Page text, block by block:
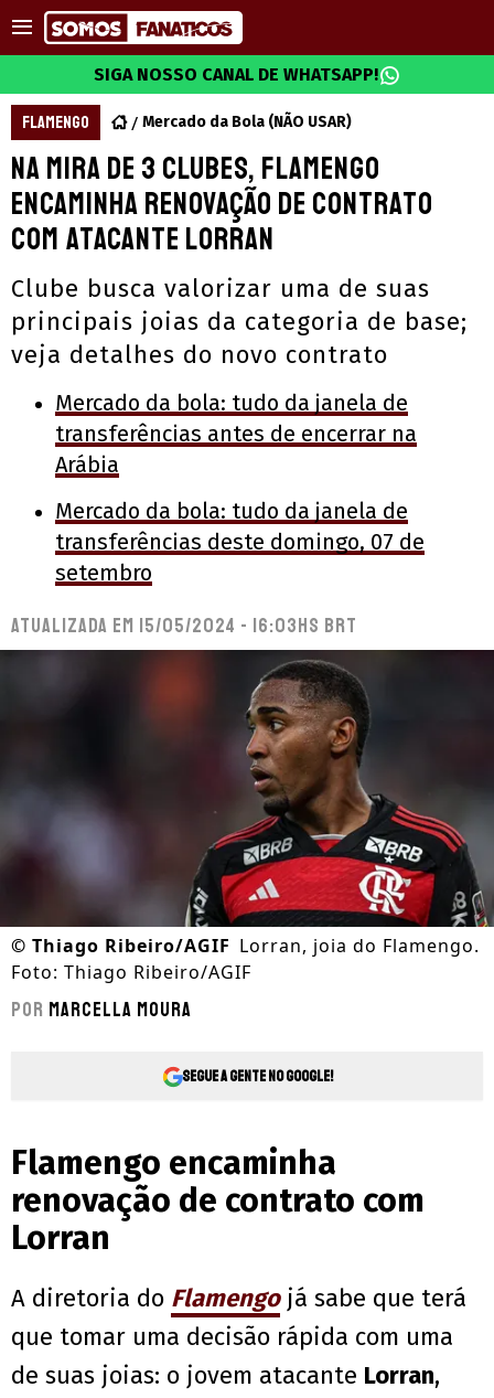
SIGA NOSSO CANAL DE WHATSAPP!
FLAMENGO Mercado da Bola (NÃO USAR)
Na mira de 3 clubes, Flamengo
encaminha renovação de contrato
com atacante Lorran
Clube busca valorizar uma de suas
principais joias da categoria de base;
veja detalhes do novo contrato
Mercado da bola: tudo da janela de
transferências antes de encerrar na
Arábia
Mercado da bola: tudo da janela de
transferências deste domingo, 07 de
setembro
Atualizada em 15/05/2024 - 16:03hs BRT
© Thiago Ribeiro/AGIF Lorran, joia do Flamengo.
Foto: Thiago Ribeiro/AGIF
Por Marcella Moura
Segue a gente no Google!
Flamengo encaminha
renovação de contrato com
Lorran
A diretoria do Flamengojá sabe que terá
que tomar uma decisão rápida com uma
de suas joias: o jovem atacante Lorran,